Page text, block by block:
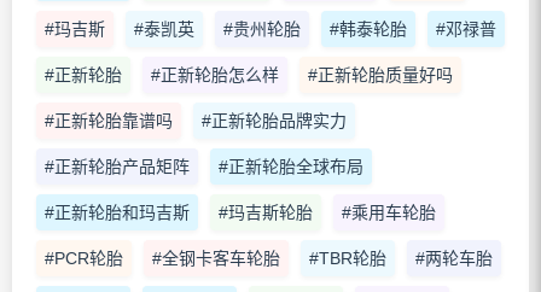
#玛吉斯 #泰凯英 #贵州轮胎 #韩泰轮胎 #邓禄普
#正新轮胎 #正新轮胎怎么样 #正新轮胎质量好吗
#正新轮胎靠谱吗 #正新轮胎品牌实力
#正新轮胎产品矩阵 #正新轮胎全球布局
#正新轮胎和玛吉斯 #玛吉斯轮胎 #乘用车轮胎
#PCR轮胎 #全钢卡客车轮胎 #TBR轮胎 #两轮车胎